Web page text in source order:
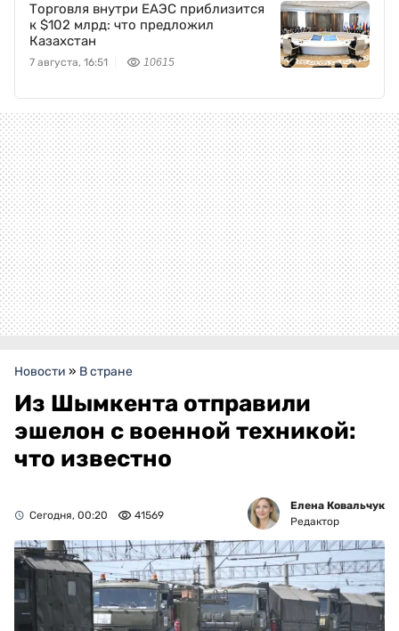
Торговля внутри ЕАЭС приблизится
к $102 млрд: что предложил
Казахстан
7 августа, 16:51 10615
Новости » В стране
Из Шымкента отправили
эшелон с военной техникой:
что известно
Сегодня, 00:20 41569
Елена Ковальчук
Редактор